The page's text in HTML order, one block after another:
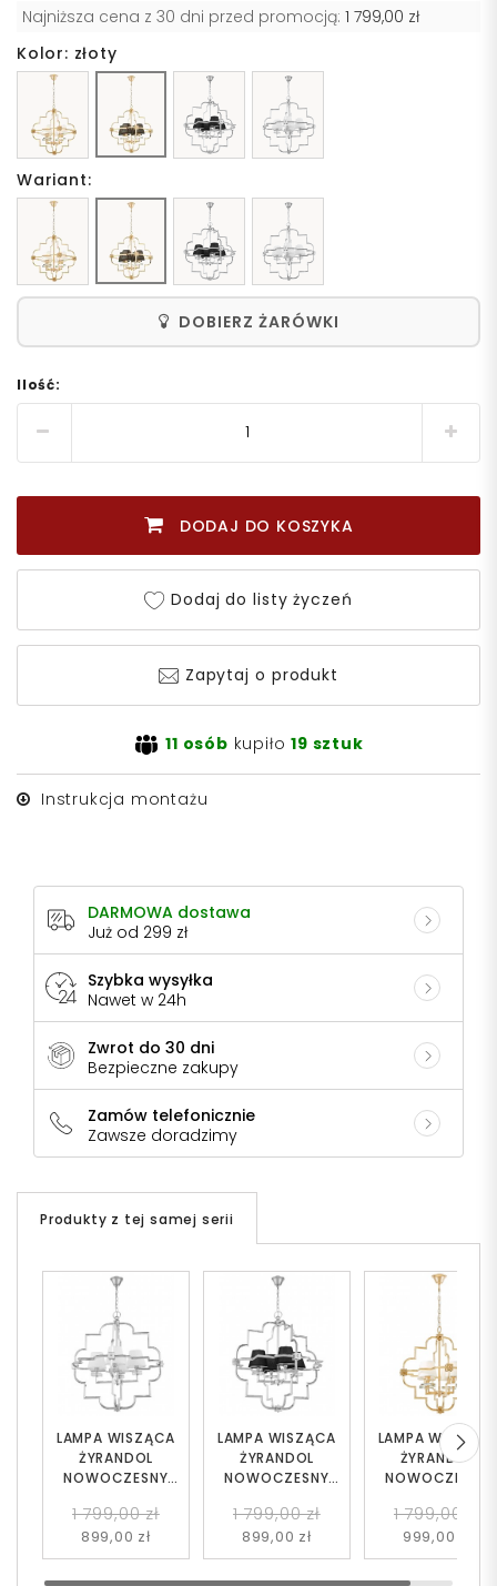
Najniższa cena z 30 dni przed promocją: 1 799,00 zł
Kolor: złoty
Wariant:
DOBIERZ ŻARÓWKI
Ilość:
DODAJ DO KOSZYKA
Dodaj do listy życzeń
Zapytaj o produkt
11 osób kupiło19 sztuk
Instrukcja montażu
DARMOWA dostawa
Już od 299 zł
Szybka wysyłka
Nawet w 24h
Zwrot do 30 dni
Bezpieczne zakupy
Zamów telefonicznie
Zawsze doradzimy
Produkty z tej samej serii
LAMPA WISZĄCA
ŻYRANDOL
NOWOCZESNY
CHROMOWANY
BALTIMORE W4
1 799,00 zł
899,00 zł
LAMPA WISZĄCA
ŻYRANDOL
NOWOCZESNY
CHROMOWANY
BALTIMORE W4
1 799,00 zł
899,00 zł
LAMPA WISZĄCA
ŻYRANDOL
NOWOCZESNY
BALTIMORE W4
1 799,00 zł
999,00 zł